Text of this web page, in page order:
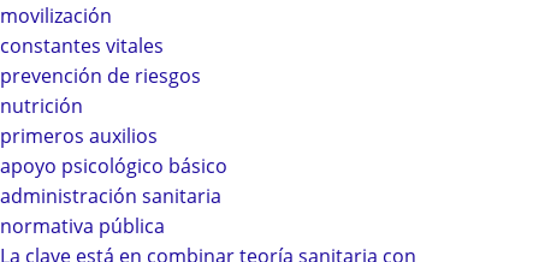
movilización
constantes vitales
prevención de riesgos
nutrición
primeros auxilios
apoyo psicológico básico
administración sanitaria
normativa pública
La clave está en combinar teoría sanitaria con